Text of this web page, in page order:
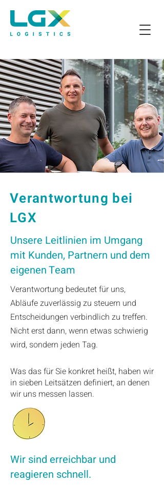
Verantwortung bei
LGX
Unsere Leitlinien im Umgang
mit Kunden, Partnern und dem
eigenen Team
Verantwortung bedeutet für uns,
Abläufe zuverlässig zu steuern und
Entscheidungen verbindlich zu treffen.
Nicht erst dann, wenn etwas schwierig
wird, sondern jeden Tag.
Was das für Sie konkret heißt, haben wir
in sieben Leitsätzen definiert, an denen
wir uns messen lassen.
Wir sind erreichbar und
reagieren schnell.